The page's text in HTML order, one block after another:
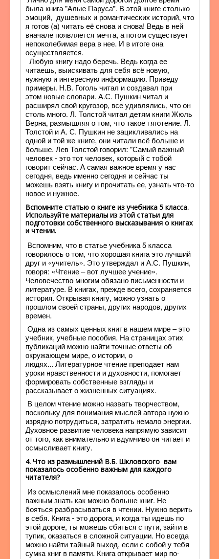
была книга "Алые Паруса". В этой книге столько
эмоций, душевных и романтических историй, что
я готов (а) читать её снова и снова! Ведь в ней
вначале появляется мечта, а потом существует
непоколебимая вера в нее. И в итоге она
осуществляется.
Любую книгу надо беречь. Ведь когда ее
читаешь, выискивать для себя всё новую,
нужную и интересную информацию. Приведу
примеры. Н.В. Гоголь читал и создавал при
этом новые словари. А.С. Пушкин читал и
расширял свой кругозор, все удивлялись, что он
столь много. Л. Толстой читал детям книги Жюль
Верна, размышляя о том, что такое тяготение. Л.
Толстой и А. С. Пушкин не зацикливались на
одной и той же книге, они читали всё больше и
больше. Лев Толстой говорил: "Самый важный
человек - это тот человек, который с тобой
говорит сейчас. А самая важное время у нас
сегодня, ведь именно сегодня и сейчас ты
можешь взять книгу и прочитать ее, узнать что-то
новое и нужное.
Вспомните статью о книге из учебника 5 класса.
Используйте материалы из этой статьи для
подготовки собственного высказывания о книгах
и чтении.
Вспомним, что в статье учебника 5 класса
говорилось о том, что хорошая книга это лучший
друг и «учитель». Это утверждал и А.С. Пушкин,
говоря: «Чтение – вот лучшее учение».
Человечество многим обязано письменности и
литературе. В книгах, прежде всего, сохраняется
история. Открывая книгу, можно узнать о
прошлом своей страны, других народов, других
времен.
Одна из самых ценных книг в нашем мире – это
учебник, учебные пособия. На страницах этих
публикаций можно найти точные ответы об
окружающем мире, о истории, о
людях... Литературное чтение преподает нам
уроки нравственности и духовности, помогает
формировать собственные взгляды и
рассказывает о жизненных ситуациях.
В целом чтение можно назвать творчеством,
поскольку для понимания мыслей автора нужно
изрядно потрудиться, затратить немало энергии.
Духовное развитие человека напрямую зависит
от того, как внимательно и вдумчиво он читает и
осмысливает книгу.
4. Что из размышлений В.Б. Шкловского вам
показалось особенно важным для каждого
читателя?
Из осмыслений мне показалось особенно
важным знать как можно больше книг. Не
бояться разбрасываться в чтении. Нужно верить
в себя. Книга - это дорога, и когда ты идешь по
этой дороге, ты можешь сбиться с пути, зайти в
тупик, оказаться в сложной ситуации. Но всегда
можно найти тайный выход, если с собой у тебя
сумка книг в памяти. Книга открывает мир по-